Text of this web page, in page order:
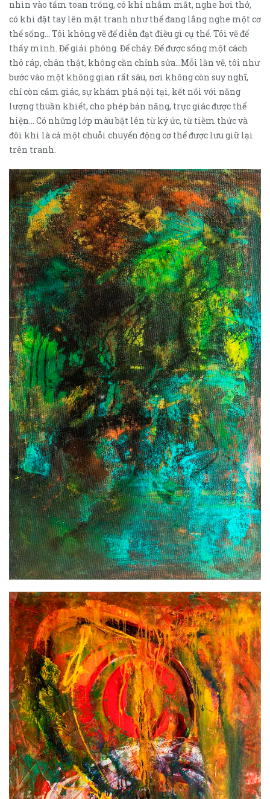
nhìn vào tấm toan trống, có khi nhắm mắt, nghe hơi thở,
có khi đặt tay lên mặt tranh như thể đang lắng nghe một cơ
thể sống… Tôi không vẽ để diễn đạt điều gì cụ thể. Tôi vẽ để
thấy mình. Để giải phóng. Để chảy. Để được sống một cách
thô ráp, chân thật, không cần chỉnh sửa…Mỗi lần vẽ, tôi như
bước vào một không gian rất sâu, nơi không còn suy nghĩ,
chỉ còn cảm giác, sự khám phá nội tại, kết nối với năng
lượng thuần khiết, cho phép bản năng, trực giác được thể
hiện… Có những lớp màu bật lên từ ký ức, từ tiềm thức và
đôi khi là cả một chuỗi chuyển động cơ thể được lưu giữ lại
trên tranh.